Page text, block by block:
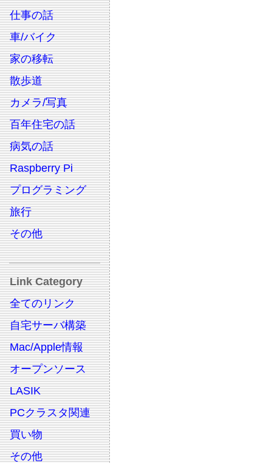
仕事の話
車/バイク
家の移転
散歩道
カメラ/写真
百年住宅の話
病気の話
Raspberry Pi
プログラミング
旅行
その他
Link Category
全てのリンク
自宅サーバ構築
Mac/Apple情報
オープンソース
LASIK
PCクラスタ関連
買い物
その他